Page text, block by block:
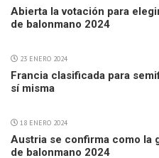
Abierta la votación para
de balonmano 2024
23 ENERO 2024
Francia clasificada para
sí misma
18 ENERO 2024
Austria se confirma como la
de balonmano 2024